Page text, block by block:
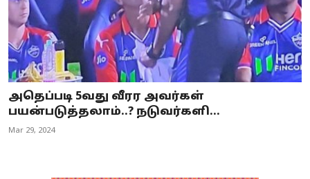
அதெப்படி 5வது வீரர அவர்கள்
பயன்படுத்தலாம்..? நடுவர்களி...
Mar 29, 2024